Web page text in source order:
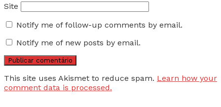
Site
Notify me of follow-up comments by email.
Notify me of new posts by email.
This site uses Akismet to reduce spam. Learn how your
comment data is processed.